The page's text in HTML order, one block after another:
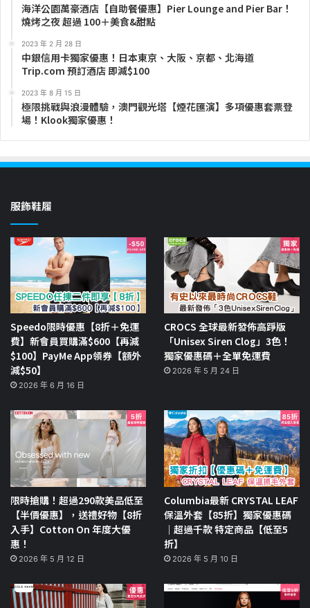
海洋公園萬豪酒店【自助餐優惠】Pier Lounge and Pier Bar！
燒烤之夜 超過 100＋美食&甜點
2023 年 2 月 28 日
中銀信用卡獨家優惠！日本東京、大阪、京都、北海道
Trip.com 預訂酒店 即減$100
2023 年 8 月 15 日
極限挑戰與浪漫體驗，澳門觀光塔【煙花匯演】多項優惠套票登
場！Klook獨家優惠！
服飾鞋履
Speedo限時優惠【8折＋免運
費】新會員買購滿$600【再減
$100】PayMe App領券【額外
減$50】
2026 年 6 月 16 日
CROCS 全球最新發佈高踭版
「Unisex Siren Clog」3色！
獨家優惠碼＋全單免運費
2026 年 5 月 24 日
限時搶購！超過290款美品低至
【半價優惠】，送禮好物【8折
入手】Cotton On 年度大優
惠！
2026 年 5 月 12 日
Columbia最新 CRYSTAL LEAF
保溫外套【85折】獨家優惠碼
｜超過千款 特定商品【低至5
折】
2026 年 5 月 10 日